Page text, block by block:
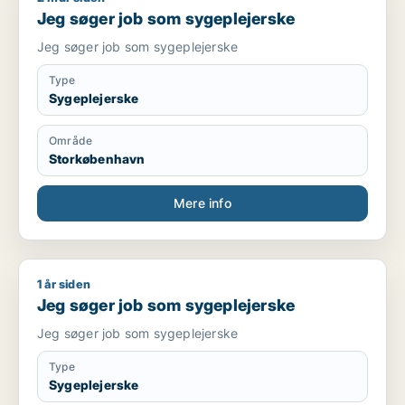
Jeg søger job som sygeplejerske
Jeg søger job som sygeplejerske
Type
Sygeplejerske
Område
Storkøbenhavn
Mere info
Jeg søger job som sygeplejerske
1 år siden
Jeg søger job som sygeplejerske
Jeg søger job som sygeplejerske
Type
Sygeplejerske